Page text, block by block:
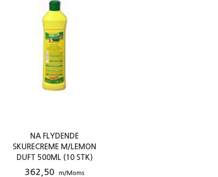
NA FLYDENDE
SKURECREME M/LEMON
DUFT 500ML (10 STK)
362,50
m/Moms